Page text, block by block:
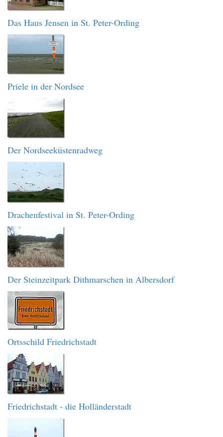
Das Haus Jensen in St. Peter-Ording
Priele in der Nordsee
Der Nordseeküstenradweg
Drachenfestival in St. Peter-Ording
Der Steinzeitpark Dithmarschen in Albersdorf
Ortsschild Friedrichstadt
Friedrichstadt - die Holländerstadt